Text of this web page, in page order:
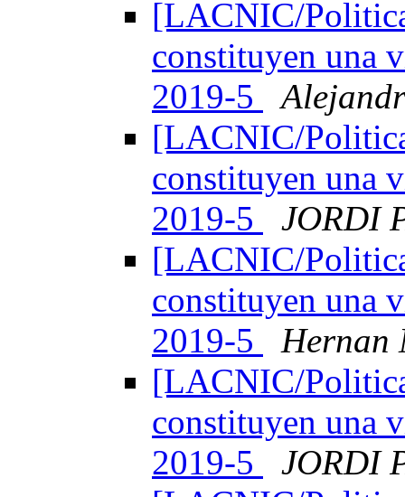
[LACNIC/
constituyen una
2019-5
[LACNIC/
constituyen una
2019-5
JORDI
[LACNIC/
constituyen una
2019-5
Hernan
[LACNIC/
constituyen una
2019-5
JORDI